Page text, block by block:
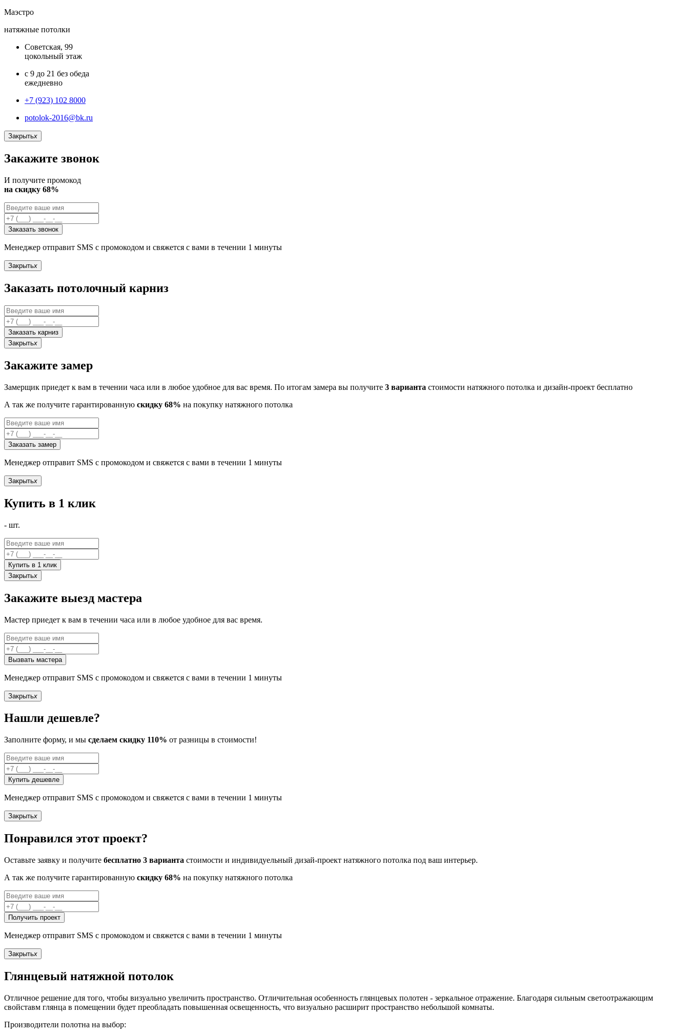
Маэстро
натяжные потолки
Советская, 99
цокольный этаж
с 9 до 21 без обеда
ежедневно
+7 (923) 102 8000
potolok-2016@bk.ru
Закрытьx
Закажите звонок
И получите промокод
на скидку 68%
Заказать звонок
Менеджер отправит SMS с промокодом и свяжется с вами в течении 1 минуты
Закрытьx
Заказать потолочный карниз
Заказать карниз
Закрытьx
Закажите замер
Замерщик приедет к вам в течении часа или в любое удобное для вас время. По итогам замера вы получите 3 варианта стоимости натяжного потолка и дизайн-проект бесплатно
А так же получите гарантированную скидку 68% на покупку натяжного потолка
Заказать замер
Менеджер отправит SMS с промокодом и свяжется с вами в течении 1 минуты
Закрытьx
Купить в 1 клик
- шт.
Купить в 1 клик
Закрытьx
Закажите выезд мастера
Мастер приедет к вам в течении часа или в любое удобное для вас время.
Вызвать мастера
Менеджер отправит SMS с промокодом и свяжется с вами в течении 1 минуты
Закрытьx
Нашли дешевле?
Заполните форму, и мы сделаем скидку 110% от разницы в стоимости!
Купить дешевле
Менеджер отправит SMS с промокодом и свяжется с вами в течении 1 минуты
Закрытьx
Понравился этот проект?
Оставьте заявку и получите бесплатно 3 варианта стоимости и индивидуельный дизай-проект натяжного потолка под ваш интерьер.
А так же получите гарантированную скидку 68% на покупку натяжного потолка
Получить проект
Менеджер отправит SMS с промокодом и свяжется с вами в течении 1 минуты
Закрытьx
Глянцевый натяжной потолок
Отличное решение для того, чтобы визуально увеличить пространство. Отличительная особенность глянцевых полотен - зеркальное отражение. Благодаря сильным светоотражающим
свойставм глянца в помещении будет преобладать повышенная освещенность, что визуально расширит пространство небольшой комнаты.
Производители полотна на выбор: